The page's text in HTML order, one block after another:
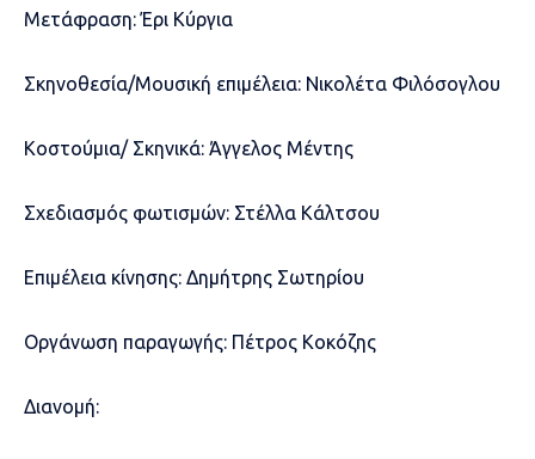
Μετάφραση: Έρι Κύργια
Σκηνοθεσία/Μουσική επιμέλεια: Νικολέτα Φιλόσογλου
Κοστούμια/ Σκηνικά: Άγγελος Μέντης
Σχεδιασμός φωτισμών: Στέλλα Κάλτσου
Επιμέλεια κίνησης: Δημήτρης Σωτηρίου
Οργάνωση παραγωγής: Πέτρος Κοκόζης
Διανομή: